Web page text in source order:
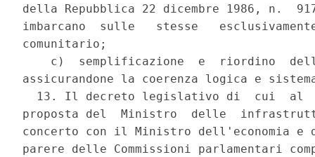
della Repubblica 22 dicembre 1986, n.
imbarcano  sulle   stesse
comunitario;
c)  semplificazione  e  riordino
assicurandone la coerenza logica e
13. Il decreto legislativo di  cui  al
proposta del  Ministro  delle
concerto con il Ministro dell'economia
parere delle Commissioni parlamentari